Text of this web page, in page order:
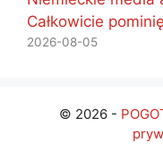
Całkowicie
2026-08-05
© 2026 -